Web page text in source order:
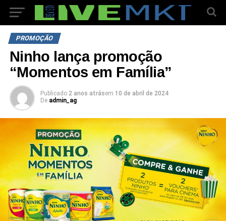
PROMOÇÃO
Ninho lança promoção
“Momentos em Família”
Publicado 2 anos atrásem 10 de abril de 2024
De admin_ag